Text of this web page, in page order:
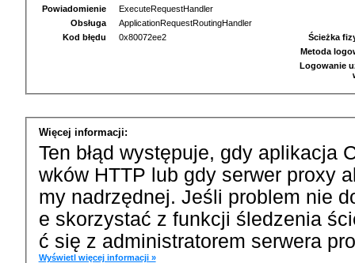
Powiadomienie
ExecuteRequestHandler
Obsługa
ApplicationRequestRoutingHandler
Kod błędu
0x80072ee2
Ścieżka
Metoda
Logowanie
Więcej informacji:
Ten błąd występuje, gdy aplikacja
wków HTTP lub gdy serwer proxy
my nadrzędnej. Jeśli problem nie
e skorzystać z funkcji śledzenia
ć się z administratorem serwera
Wyświetl więcej informacji »